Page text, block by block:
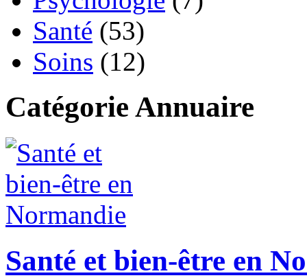
Santé (53)
Soins (12)
Catégorie Annuaire
Santé et bien-être en